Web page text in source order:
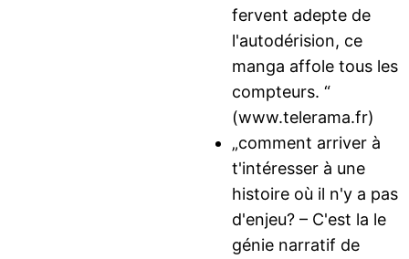
fervent adepte de
l'autodérision, ce
manga affole tous les
compteurs. “
(www.telerama.fr)
„comment arriver à
t'intéresser à une
histoire où il n'y a pas
d'enjeu? – C'est la le
génie narratif de